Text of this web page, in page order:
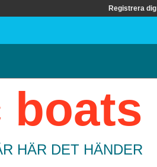
Registrera dig
boats
HÄR DET HÄNDER